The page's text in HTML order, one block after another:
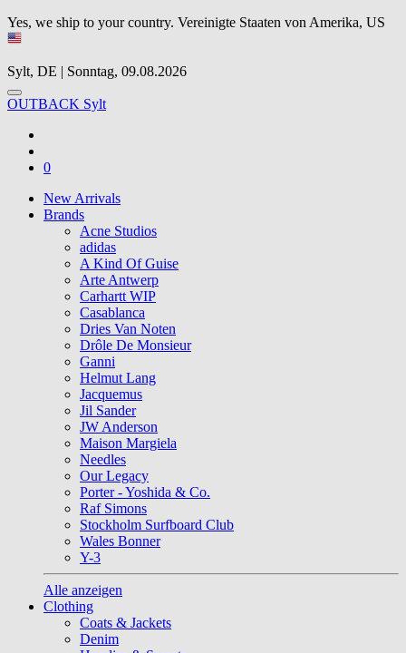
Yes, we ship to your country. Vereinigte Staaten von Amerika, US
Sylt, DE | Sonntag, 09.08.2026
OUTBACK Sylt
0
New Arrivals
Brands
Acne Studios
adidas
A Kind Of Guise
Arte Antwerp
Carhartt WIP
Casablanca
Dries Van Noten
Drôle De Monsieur
Ganni
Helmut Lang
Jacquemus
Jil Sander
JW Anderson
Maison Margiela
Needles
Our Legacy
Porter - Yoshida & Co.
Raf Simons
Stockholm Surfboard Club
Wales Bonner
Y-3
Alle anzeigen
Clothing
Coats & Jackets
Denim